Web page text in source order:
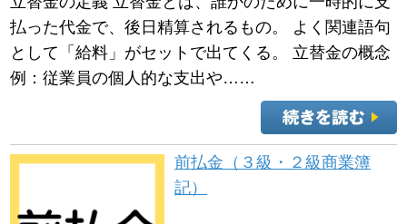
払った代金で、後日精算されるもの。 よく関連語句
として「給料」がセットで出てくる。 立替金の概念
例：従業員の個人的な支出や……
前払金（３級・２級商業簿
記）